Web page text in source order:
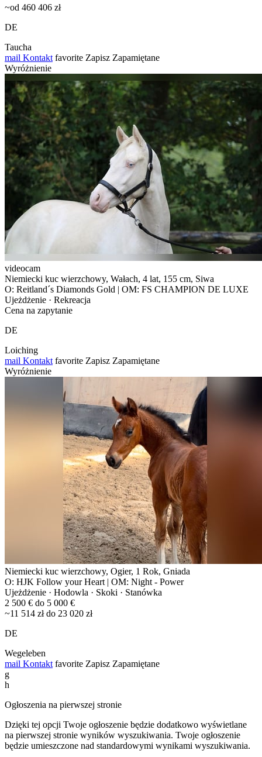
~od 460 406 zł
DE
Taucha
mail Kontakt favorite Zapisz Zapamiętane
Wyróżnienie
videocam
Niemiecki kuc wierzchowy, Wałach, 4 lat, 155 cm, Siwa
O: Reitland´s Diamonds Gold | OM: FS CHAMPION DE LUXE
Ujeżdżenie · Rekreacja
Cena na zapytanie
DE
Loiching
mail Kontakt favorite Zapisz Zapamiętane
Wyróżnienie
Niemiecki kuc wierzchowy, Ogier, 1 Rok, Gniada
O: HJK Follow your Heart | OM: Night - Power
Ujeżdżenie · Hodowla · Skoki · Stanówka
2 500 € do 5 000 €
~11 514 zł do 23 020 zł
DE
Wegeleben
mail Kontakt favorite Zapisz Zapamiętane
g
h
Ogłoszenia na pierwszej stronie
Dzięki tej opcji Twoje ogłoszenie będzie dodatkowo wyświetlane
na pierwszej stronie wyników wyszukiwania. Twoje ogłoszenie
będzie umieszczone nad standardowymi wynikami wyszukiwania.